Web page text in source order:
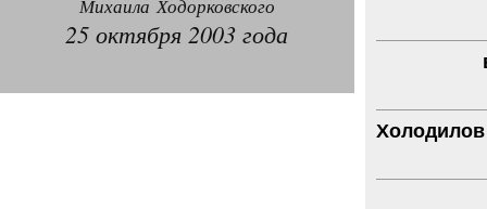
Игорь Сечин просит о помощи.
Ссылаясь на санкции, глава
«Роснефти» хочет выбить из фонда
Михаила Ходорковского
25 октября 2003 года
Холодилов